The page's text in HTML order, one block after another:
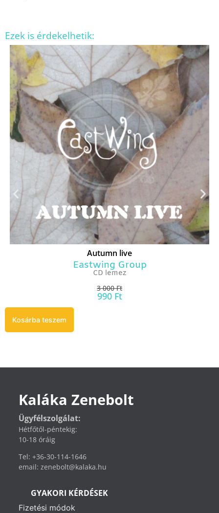
Ezek is érdekelhetik:
Autumn live
Eastwing Group
CD lemez
3 000Ft
990 Ft
Kosárba teszem
Kaláka Zenebolt
Ügyfélszolgálat:
Hétfőtől-péntekig:
10-18 óráig
Tel: +36-30-114-1646
email: zenebolt@kalaka.hu
GYAKORI KÉRDÉSEK
Fizetési módok